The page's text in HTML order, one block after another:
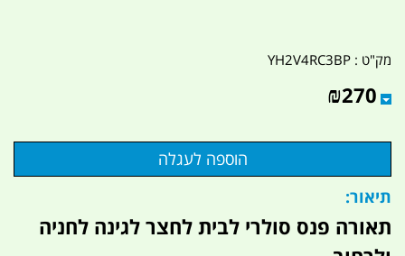
מק"ט : YH2V4RC3BP
₪270
תיאור:
תאורה פנס סולרי לבית לחצר לגינה לחניה